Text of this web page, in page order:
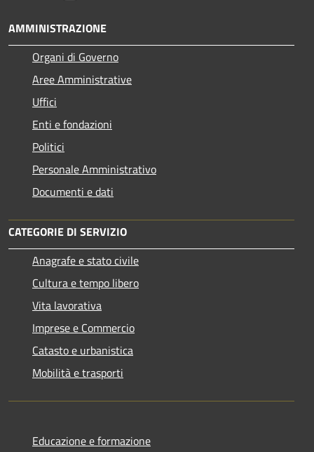
AMMINISTRAZIONE
Organi di Governo
Aree Amministrative
Uffici
Enti e fondazioni
Politici
Personale Amministrativo
Documenti e dati
CATEGORIE DI SERVIZIO
Anagrafe e stato civile
Cultura e tempo libero
Vita lavorativa
Imprese e Commercio
Catasto e urbanistica
Mobilità e trasporti
Educazione e formazione